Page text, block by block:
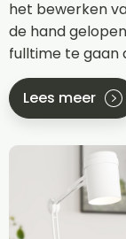
het bewerken
de hand
fulltime te gaan
Lees meer